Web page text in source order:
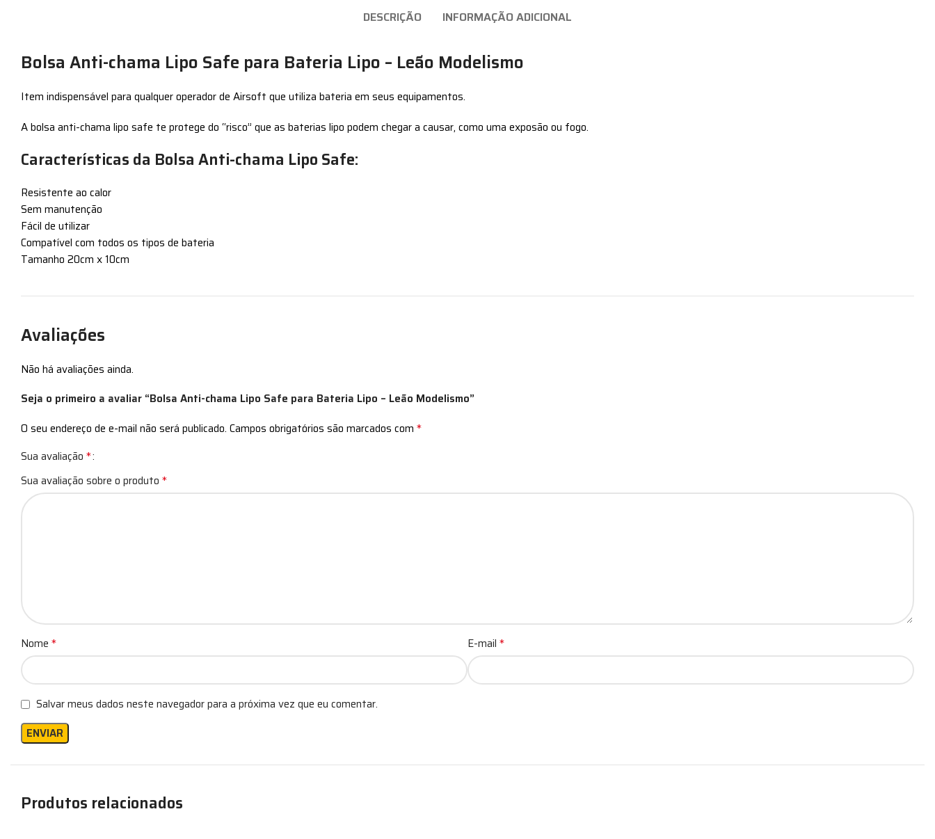
DESCRIÇÃO INFORMAÇÃO ADICIONAL
Bolsa Anti-chama Lipo Safe para Bateria Lipo – Leão Modelismo
Item indispensável para qualquer operador de Airsoft que utiliza bateria em seus equipamentos.
A bolsa anti-chama lipo safe te protege do “risco” que as baterias lipo podem chegar a causar, como uma exposão ou fogo.
Características da Bolsa Anti-chama Lipo Safe:
Resistente ao calor
Sem manutenção
Fácil de utilizar
Compatível com todos os tipos de bateria
Tamanho 20cm x 10cm
Avaliações
Não há avaliações ainda.
Seja o primeiro a avaliar “Bolsa Anti-chama Lipo Safe para Bateria Lipo – Leão Modelismo”
O seu endereço de e-mail não será publicado. Campos obrigatórios são marcados com *
Sua avaliação *
Sua avaliação sobre o produto *
Nome * E-mail *
Salvar meus dados neste navegador para a próxima vez que eu comentar.
Produtos relacionados